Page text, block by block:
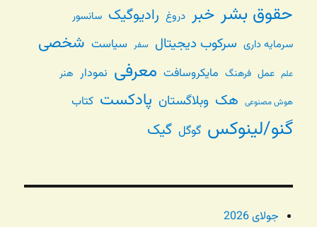
حقوق بشر خبر دروغ رادیوگیک سانسور
سرمایه داری سرکوب دیجیتال سفر سیاست شخصی
علم عمل فرهنگ مایکروسافت معرفی نمودار هنر
هوش مصنوعی هک وبلاگستان پادکست کتاب
گنو/لینوکس گوگل گیک
جولای 2026